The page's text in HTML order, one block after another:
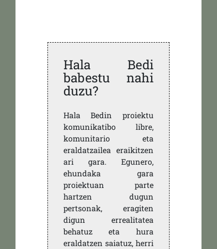
Hala Bedi
babestu nahi
duzu?
Hala Bedin proiektu
komunikatibo libre,
komunitario eta
eraldatzailea eraikitzen
ari gara. Egunero,
ehundaka gara
proiektuan parte
hartzen dugun
pertsonak, eragiten
digun errealitatea
behatuz eta hura
eraldatzen saiatuz, herri